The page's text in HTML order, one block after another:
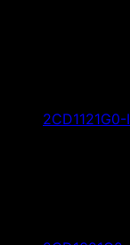
2CD1121G0-I